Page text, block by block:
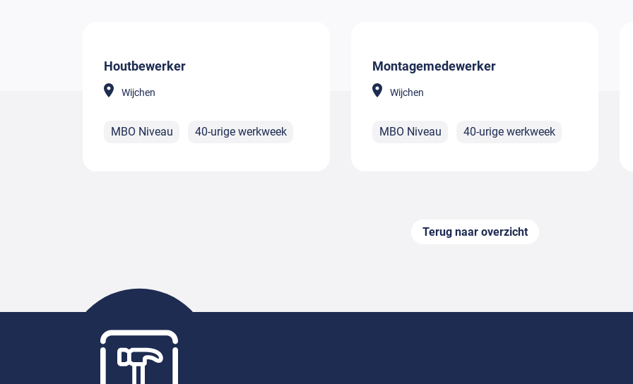
Houtbewerker
Wijchen
MBO Niveau 40-urige werkweek
Montagemedewerker
Wijchen
MBO Niveau 40-urige werkweek
Terug naar overzicht